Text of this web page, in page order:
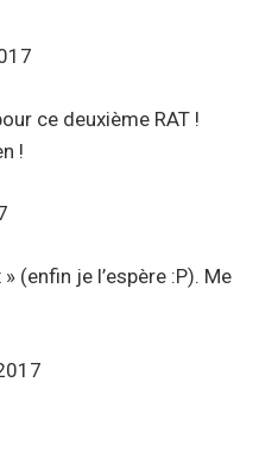
ce deuxième RAT !
!
(enfin je l’espère :P). Me